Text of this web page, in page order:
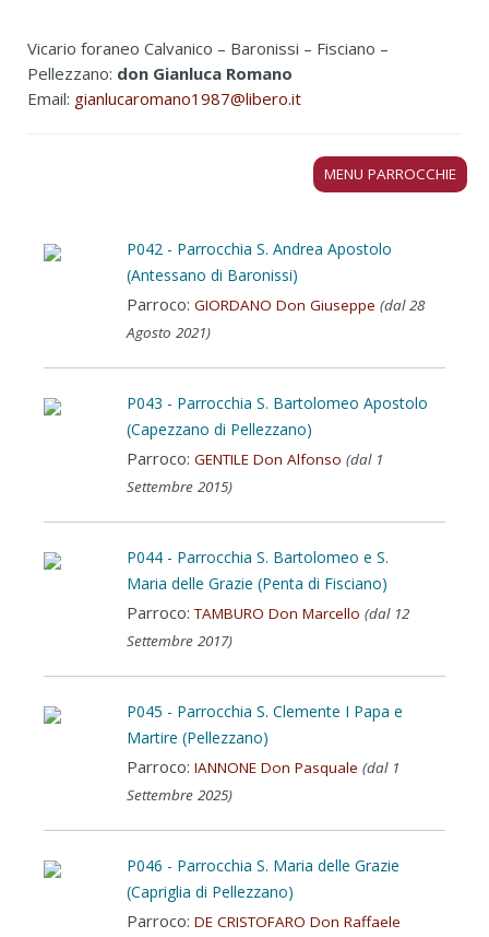
Vicario foraneo Calvanico – Baronissi – Fisciano –
Pellezzano: don Gianluca Romano
Email: gianlucaromano1987@libero.it
MENU PARROCCHIE
P042 - Parrocchia S. Andrea Apostolo
(Antessano di Baronissi)
Parroco:GIORDANO Don Giuseppe (dal 28
Agosto 2021)
P043 - Parrocchia S. Bartolomeo Apostolo
(Capezzano di Pellezzano)
Parroco:GENTILE Don Alfonso (dal 1
Settembre 2015)
P044 - Parrocchia S. Bartolomeo e S.
Maria delle Grazie (Penta di Fisciano)
Parroco:TAMBURO Don Marcello (dal 12
Settembre 2017)
P045 - Parrocchia S. Clemente I Papa e
Martire (Pellezzano)
Parroco:IANNONE Don Pasquale (dal 1
Settembre 2025)
P046 - Parrocchia S. Maria delle Grazie
(Capriglia di Pellezzano)
Parroco:DE CRISTOFARO Don Raffaele